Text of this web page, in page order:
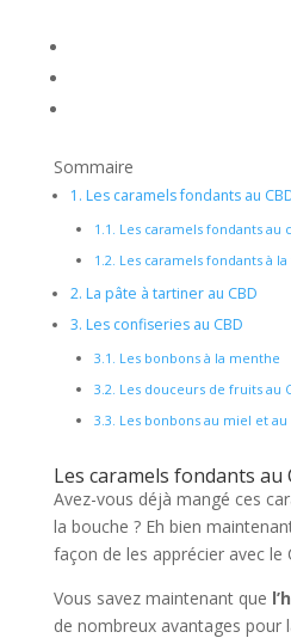
Sommaire
1. Les caramels fondants au
1.1. Les caramels fondants au
1.2. Les caramels fondants à
2. La pâte à tartiner au CBD
3. Les confiseries au CBD
3.1. Les bonbons à la menthe
3.2. Les douceurs de fruits au
3.3. Les bonbons au miel et au
Les caramels fondants au
Avez-vous déjà mangé ces
la bouche ? Eh bien
façon de les apprécier avec le
Vous savez maintenant que
de nombreux avantages pour